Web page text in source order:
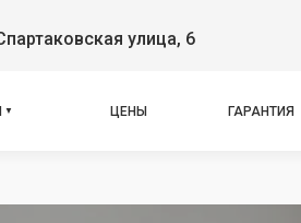
улица, 6
ЦЕНЫ ГАРАНТИЯ